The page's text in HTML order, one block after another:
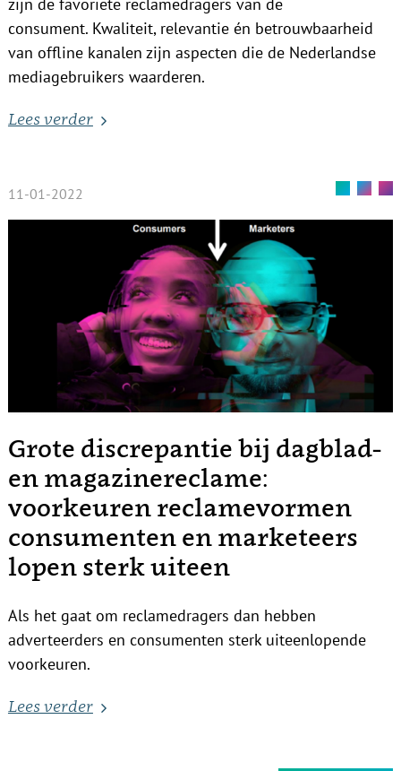
consument. Kwaliteit, relevantie én betrouwbaarheid
van offline kanalen zijn aspecten die de Nederlandse
mediagebruikers waarderen.
Lees verder
11-01-2022
Grote discrepantie bij dagblad-
en magazinereclame:
voorkeuren reclamevormen
consumenten en marketeers
lopen sterk uiteen
Als het gaat om reclamedragers dan hebben
adverteerders en consumenten sterk uiteenlopende
voorkeuren.
Lees verder